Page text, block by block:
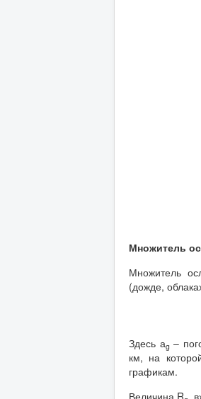
Множитель
Множитель
(дожде,
Здесь аg–
км, на
графикам.